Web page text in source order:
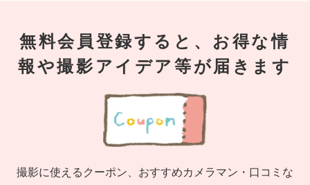
無料会員登録すると、お得な情
報や撮影アイデア等が届きます
撮影に使えるクーポン、おすすめカメラマン・口コミな